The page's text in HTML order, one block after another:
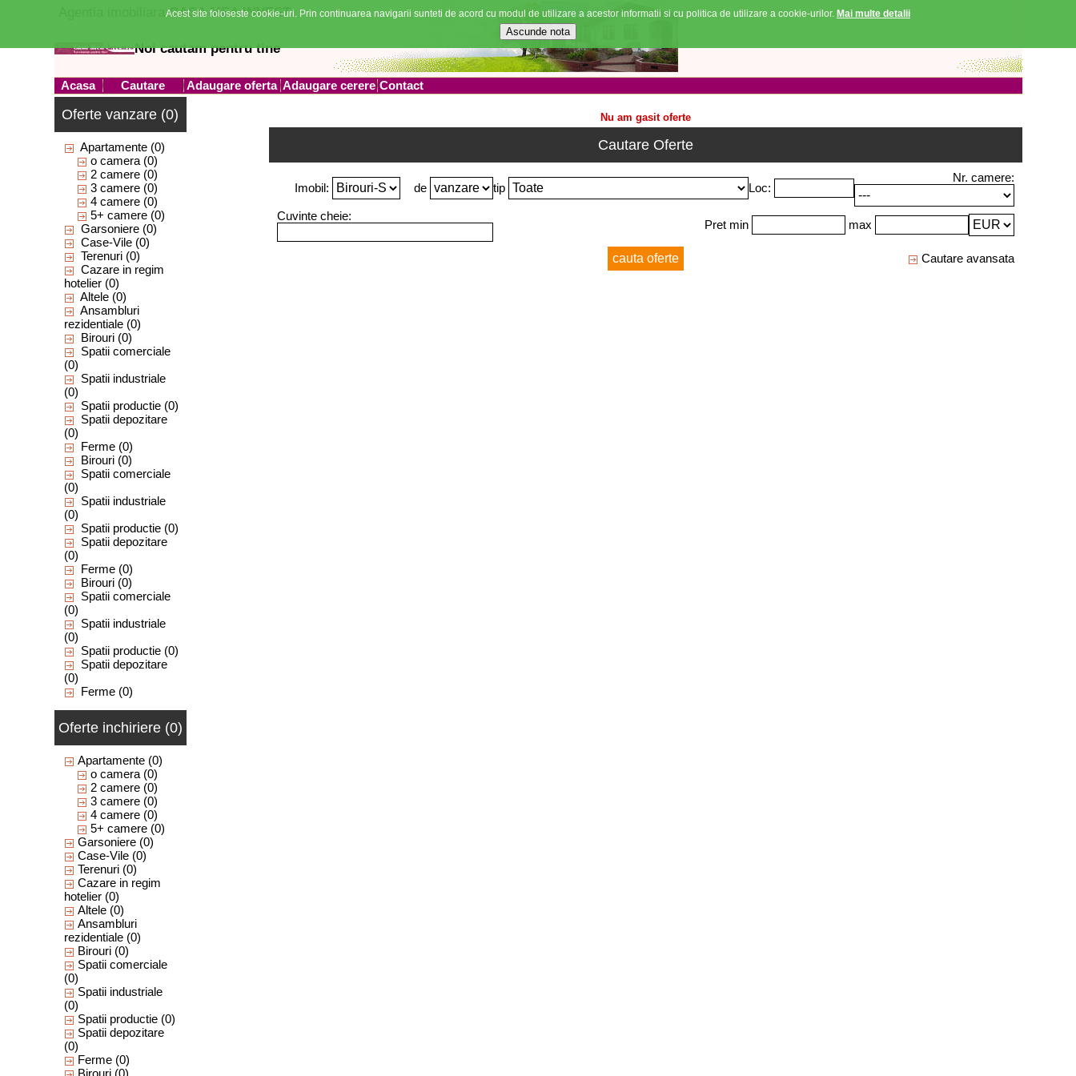
Agentia imobiliaraCASA MEA INVEST
Noi cautam pentru tine
Acasa Cautare Adaugare oferta Adaugare cerere Contact
Oferte vanzare (0)
Apartamente(0)
o camera(0)
2 camere(0)
3 camere(0)
4 camere(0)
5+ camere(0)
Garsoniere(0)
Case-Vile(0)
Terenuri(0)
Cazare in regim
hotelier(0)
Altele(0)
Ansambluri
rezidentiale(0)
Birouri(0)
Spatii comerciale
(0)
Spatii industriale
(0)
Spatii productie(0)
Spatii depozitare
(0)
Ferme(0)
Birouri(0)
Spatii comerciale
(0)
Spatii industriale
(0)
Spatii productie(0)
Spatii depozitare
(0)
Ferme(0)
Birouri(0)
Spatii comerciale
(0)
Spatii industriale
(0)
Spatii productie(0)
Spatii depozitare
(0)
Ferme(0)
Oferte inchiriere (0)
Apartamente(0)
o camera(0)
2 camere(0)
3 camere(0)
4 camere(0)
5+ camere(0)
Garsoniere(0)
Case-Vile(0)
Terenuri(0)
Cazare in regim
hotelier(0)
Altele(0)
Ansambluri
rezidentiale(0)
Birouri(0)
Spatii comerciale
(0)
Spatii industriale
(0)
Spatii productie(0)
Spatii depozitare
(0)
Ferme(0)
Birouri(0)
Nu am gasit oferte
Cautare Oferte
Imobil: de tip Loc:
Nr. camere:
Cuvinte cheie:
Pret min max
Cautare avansata
Acest site foloseste cookie-uri. Prin continuarea navigarii sunteti de acord cu modul de utilizare a acestor informatii si cu politica de utilizare a cookie-urilor. Mai multe detalii